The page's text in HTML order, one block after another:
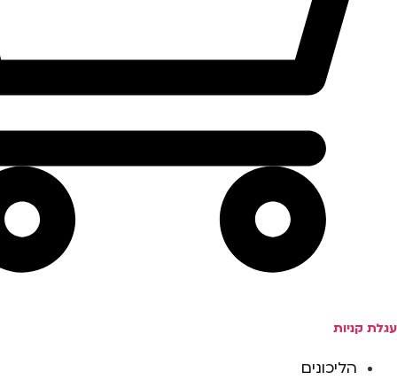
עגלת קניות
הליכונים